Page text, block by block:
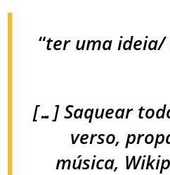
“ter uma ideia/
[…] Saquear
verso,
música,